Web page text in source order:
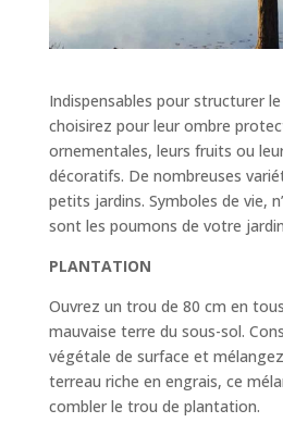
Indispensables pour structurer
choisirez pour leur ombre
ornementales, leurs fruits ou
décoratifs. De nombreuses
petits jardins. Symboles de vie,
sont les poumons de votre
PLANTATION
Ouvrez un trou de 80 cm en
mauvaise terre du sous-sol.
végétale de surface et
terreau riche en engrais, ce
combler le trou de plantation.